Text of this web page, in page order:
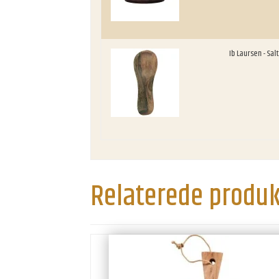
Ib Laursen -
Relaterede